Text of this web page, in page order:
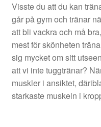
Visste du att du kan
går på gym och tränar
att bli vackra och må
mest för skönheten
sig mycket om sitt
att vi inte tuggtränar?
muskler i ansiktet,
starkaste muskeln i